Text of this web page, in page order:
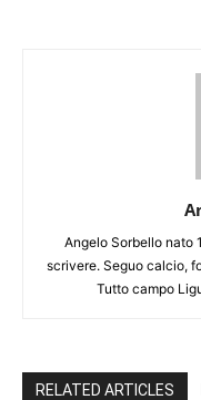
Angelo Sorbello nato
scrivere. Seguo calcio,
Tutto campo
RELATED ARTICLES